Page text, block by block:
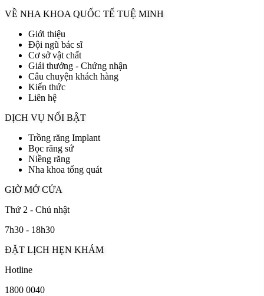
VỀ NHA KHOA QUỐC TẾ TUỆ MINH
Giới thiệu
Đội ngũ bác sĩ
Cơ sở vật chất
Giải thưởng - Chứng nhận
Câu chuyện khách hàng
Kiến thức
Liên hệ
DỊCH VỤ NỔI BẬT
Trồng răng Implant
Bọc răng sứ
Niềng răng
Nha khoa tổng quát
GIỜ MỞ CỬA
Thứ 2 - Chủ nhật
7h30 - 18h30
ĐẶT LỊCH HẸN KHÁM
Hotline
1800 0040